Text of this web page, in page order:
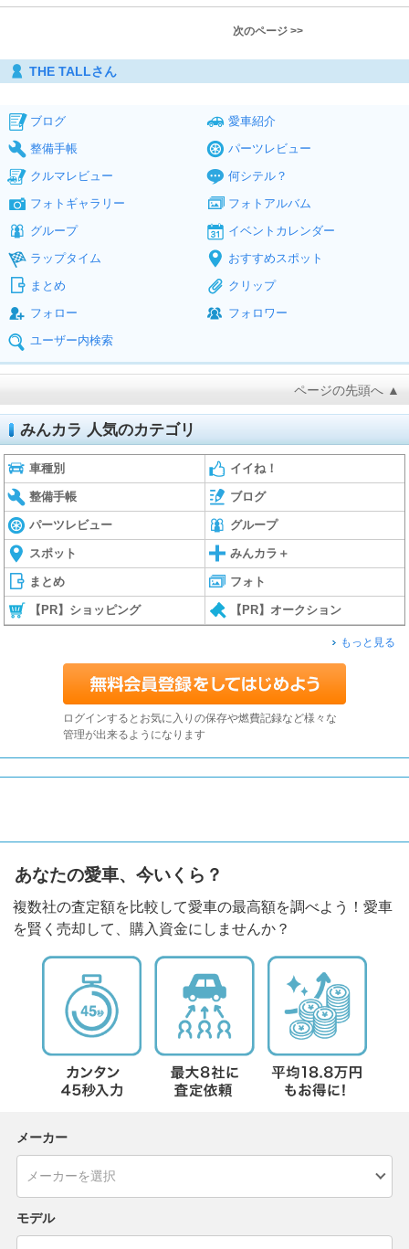
次のページ >>
THE TALLさん
ブログ
愛車紹介
整備手帳
パーツレビュー
クルマレビュー
何シテル？
フォトギャラリー
フォトアルバム
グループ
イベントカレンダー
ラップタイム
おすすめスポット
まとめ
クリップ
フォロー
フォロワー
ユーザー内検索
ページの先頭へ ▲
みんカラ 人気のカテゴリ
車種別 イイね！
整備手帳 ブログ
パーツレビュー グループ
スポット みんカラ＋
まとめ フォト
【PR】ショッピング 【PR】オークション
もっと見る
ログインするとお気に入りの保存や燃費記録など様々な
管理が出来るようになります
あなたの愛車、今いくら？
複数社の査定額を比較して愛車の最高額を調べよう！愛車
を賢く売却して、購入資金にしませんか？
メーカー
モデル